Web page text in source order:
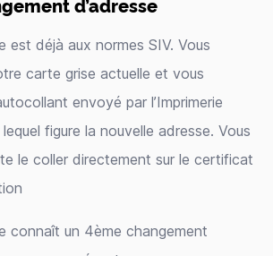
d’adresse
est déjà aux normes SIV. Vous
carte grise actuelle et vous
envoyé par l’Imprimerie
figure la nouvelle adresse. Vous
le coller directement sur le certificat
connaît un 4ème changement